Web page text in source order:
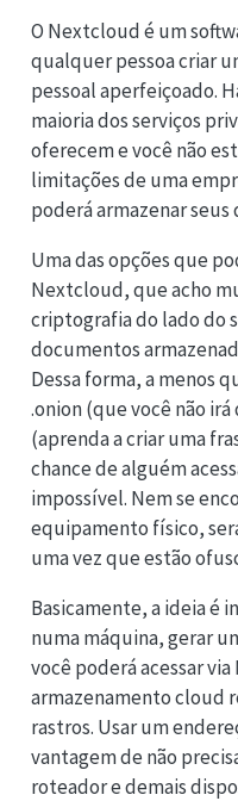
O Nextcloud é um
qualquer pessoa criar
pessoal aperfeiçoado.
maioria dos serviços
oferecem e você não
limitações de uma
poderá armazenar
Uma das opções que
Nextcloud, que acho
criptografia do lado do
documentos
Dessa forma, a menos
.onion (que você não
(aprenda a criar uma
chance de alguém
impossível. Nem se
equipamento físico,
uma vez que estão
Basicamente, a ideia é
numa máquina, gerar
você poderá acessar
armazenamento cloud
rastros. Usar um
vantagem de não
roteador e demais